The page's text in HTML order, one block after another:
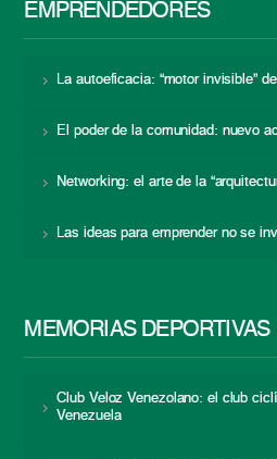
EMPRENDEDORES
La autoeficacia: “motor invisible”
El poder de la comunidad: nuevo
Networking: el arte de la
Las ideas para emprender no se
MEMORIAS DEPORTIVAS
Club Veloz Venezolano: el club
Venezuela